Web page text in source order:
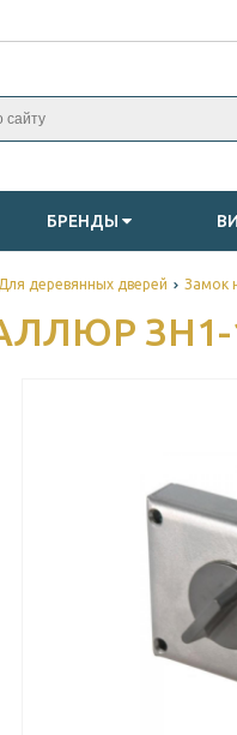
БРЕНДЫ
Для деревянных дверей Замок